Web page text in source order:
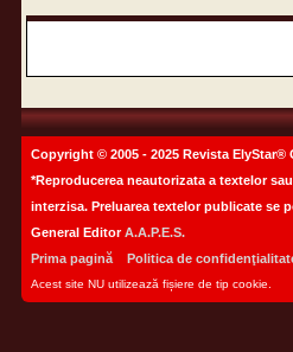
Copyright © 2005 - 2025 Revista ElyStar®
*Reproducerea neautorizata a textelor
interzisa. Preluarea textelor publicate se
General EditorA.A.P.E.S.
Prima pagină
Politica de
Acest site NU utilizează fișiere de tip cookie.